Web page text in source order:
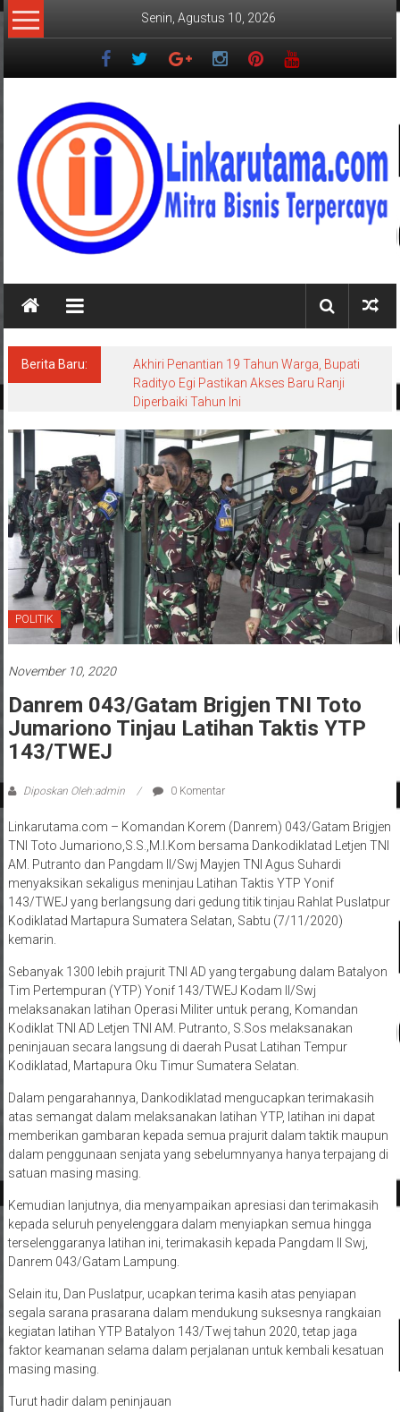
Lompat
ke
Senin, Agustus 10, 2026
LINKARUTAMA.COM
Mitra
Terpercaya
Berita Baru:
Akhiri Penantian 19 Tahun Warga, Bupati
Radityo Egi Pastikan Akses Baru Ranji
Diperbaiki Tahun Ini
POLITIK
November 10, 2020
Danrem 043/Gatam Brigjen TNI Toto
Jumariono Tinjau Latihan Taktis YTP
143/TWEJ
Diposkan Oleh:admin 0 Komentar
Linkarutama.com – Komandan Korem (Danrem) 043/Gatam Brigjen
TNI Toto Jumariono,S.S.,M.I.Kom bersama Dankodiklatad Letjen TNI
AM. Putranto dan Pangdam II/Swj Mayjen TNI Agus Suhardi
menyaksikan sekaligus meninjau Latihan Taktis YTP Yonif
143/TWEJ yang berlangsung dari gedung titik tinjau Rahlat Puslatpur
Kodiklatad Martapura Sumatera Selatan, Sabtu (7/11/2020)
kemarin.
Sebanyak 1300 lebih prajurit TNI AD yang tergabung dalam Batalyon
Tim Pertempuran (YTP) Yonif 143/TWEJ Kodam II/Swj
melaksanakan latihan Operasi Militer untuk perang, Komandan
Kodiklat TNI AD Letjen TNI AM. Putranto, S.Sos melaksanakan
peninjauan secara langsung di daerah Pusat Latihan Tempur
Kodiklatad, Martapura Oku Timur Sumatera Selatan.
Dalam pengarahannya, Dankodiklatad mengucapkan terimakasih
atas semangat dalam melaksanakan latihan YTP, latihan ini dapat
memberikan gambaran kepada semua prajurit dalam taktik maupun
dalam penggunaan senjata yang sebelumnyanya hanya terpajang di
satuan masing masing.
Kemudian lanjutnya, dia menyampaikan apresiasi dan terimakasih
kepada seluruh penyelenggara dalam menyiapkan semua hingga
terselenggaranya latihan ini, terimakasih kepada Pangdam II Swj,
Danrem 043/Gatam Lampung.
Selain itu, Dan Puslatpur, ucapkan terima kasih atas penyiapan
segala sarana prasarana dalam mendukung suksesnya rangkaian
kegiatan latihan YTP Batalyon 143/Twej tahun 2020, tetap jaga
faktor keamanan selama dalam perjalanan untuk kembali kesatuan
masing masing.
Turut hadir dalam peninjauan